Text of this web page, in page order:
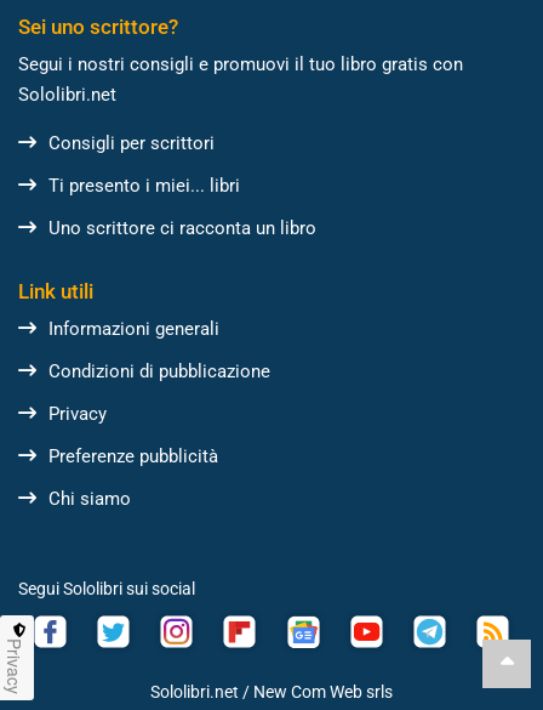
Sei uno scrittore?
Segui i nostri consigli e promuovi il tuo libro gratis con
Sololibri.net
Consigli per scrittori
Ti presento i miei... libri
Uno scrittore ci racconta un libro
Link utili
Informazioni generali
Condizioni di pubblicazione
Privacy
Preferenze pubblicità
Chi siamo
Segui Sololibri sui social
Sololibri.net / New Com Web srls
Privacy